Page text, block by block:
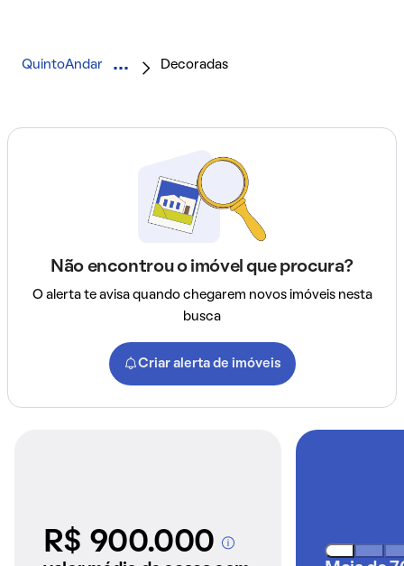
QuintoAndar Decoradas
Não encontrou o imóvel que procura?
O alerta te avisa quando chegarem novos imóveis nesta
busca
Criar alerta de imóveis
R$ 900.000A partir dos imóveis
anunciados pelo